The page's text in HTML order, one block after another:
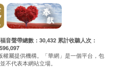
音聲帶總數：30,432 累計收聽人次：
屬提供機構。「華網」是一個平台，包
不代表本網站立場。